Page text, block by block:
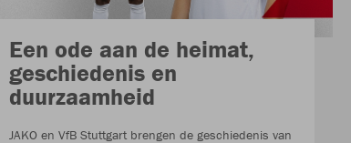
Een ode aan de heimat,
geschiedenis en
duurzaamheid
JAKO en VfB Stuttgart brengen de geschiedenis van